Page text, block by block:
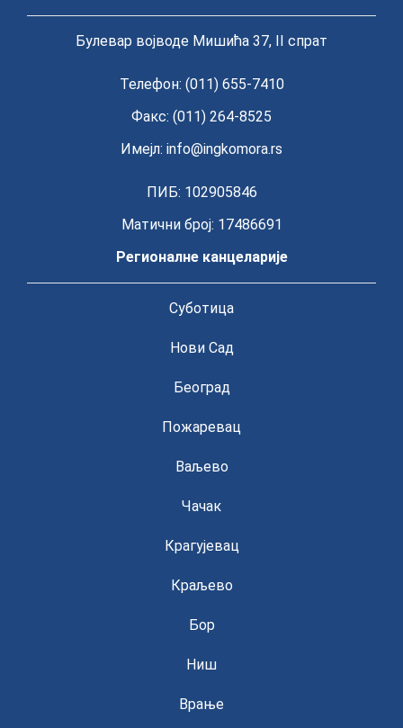
Булевар војводе Мишића 37, II спрат
Телефон: (011) 655-7410
Факс: (011) 264-8525
Имејл: info@ingkomora.rs
ПИБ: 102905846
Матични број: 17486691
Регионалне канцеларије
Суботица
Нови Сад
Београд
Пожаревац
Ваљево
Чачак
Крагујевац
Краљево
Бор
Ниш
Врање